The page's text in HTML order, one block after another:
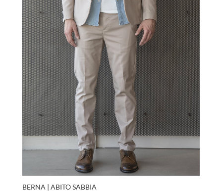
BERNA | ABITO SABBIA